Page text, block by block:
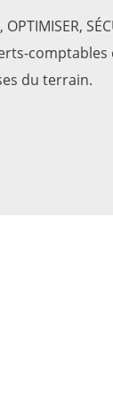
OPTIMISER,
du terrain.